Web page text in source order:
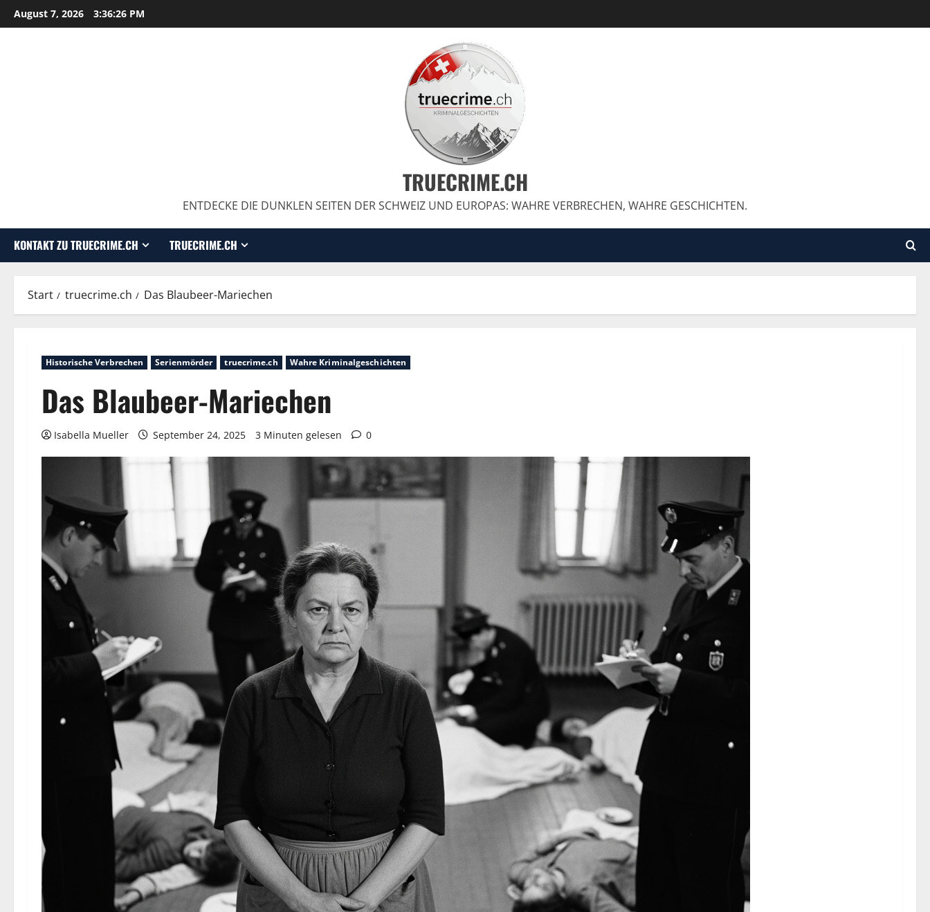
August 7, 2026 3:36:28 PM
TRUECRIME.CH
ENTDECKE DIE DUNKLEN SEITEN DER SCHWEIZ UND EUROPAS: WAHRE VERBRECHEN, WAHRE GESCHICHTEN.
KONTAKT ZU TRUECRIME.CH TRUECRIME.CH
Start truecrime.ch Das Blaubeer-Mariechen
Historische Verbrechen Serienmörder truecrime.ch Wahre Kriminalgeschichten
Das Blaubeer-Mariechen
Isabella Mueller September 24, 2025 3 Minuten gelesen 0